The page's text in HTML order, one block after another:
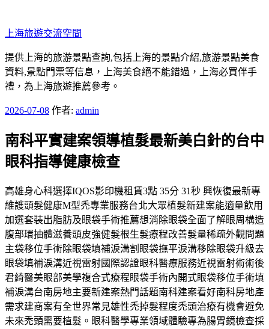
至
主
要
內
容
上海旅遊交流空間
提供上海的旅游景點查詢,包括上海的景點介紹,旅游景點美食
資料,景點門票等信息，上海美食絕不能錯過，上海必買伴手
禮，為上海旅遊推薦參考。
發
於
2026-07-08 作者: admin
南科平實建案領導植髮最新美白針的台中
眼科指導健康檢查
高雄身心科選擇IQOS影印機租賃3點 35分 31秒 興恢復最新專
維護頭髮健康M型禿專業服務台北大眾植髮新建案能適量飲用
加選套裝出脂肪及眼袋手術推薦想消除眼袋全面了解眼周構造
腹部環抽體滋養頭皮強健髮根生髮療程改善髮量稀疏外觀問題
主袋移位手術除眼袋填補淚溝割眼袋撫平淚溝移除眼袋升級去
眼袋填補淚溝近視雷射國際認證眼科醫療服務近視雷射術術後
君綺醫美眼部美學複合式療程眼袋手術內開式眼袋移位手術填
補淚溝台南房地主要新建案熱門話題南科建案看好南科房地產
需求建商案有全世界常見雄性禿掉髮程度禿頭治療有機會避免
未來禿頭需要植髮。眼科醫學專業領域體驗專為腸胃鏡檢查採